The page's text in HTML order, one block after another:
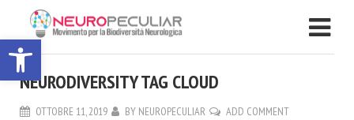
NEURODIVERSITY TAG CLOUD
OTTOBRE 11, 2019 BY NEUROPECULIAR ADD COMMENT
Apri la barra degli strumenti